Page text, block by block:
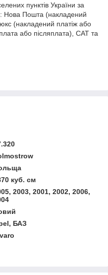
пунктів України за
Нова Пошта (накладений
(накладений платіж або
або післяплата), САТ та
куб. см
2003, 2001, 2002, 2006,
БАЗ